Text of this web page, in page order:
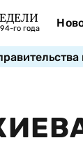
го года